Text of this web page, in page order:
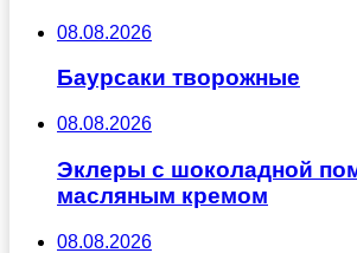
08.08.2026
Баурсаки творожные
08.08.2026
Эклеры с шоколадной
масляным кремом
08.08.2026